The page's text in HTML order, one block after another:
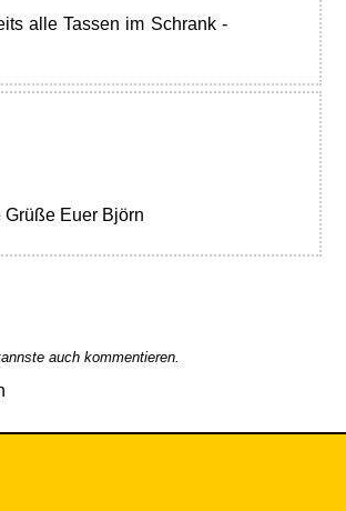
alle Tassen im Schrank -
Grüße Euer Björn
auch kommentieren.